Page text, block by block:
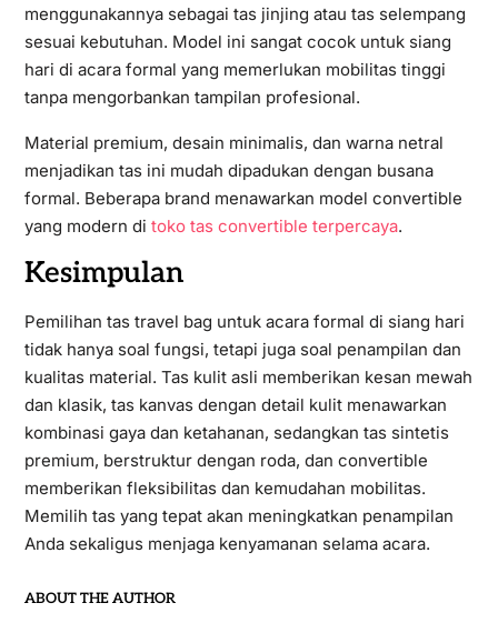
menggunakannya sebagai tas jinjing atau tas selempang
sesuai kebutuhan. Model ini sangat cocok untuk siang
hari di acara formal yang memerlukan mobilitas tinggi
tanpa mengorbankan tampilan profesional.
Material premium, desain minimalis, dan warna netral
menjadikan tas ini mudah dipadukan dengan busana
formal. Beberapa brand menawarkan model convertible
yang modern di toko tas convertible terpercaya.
Kesimpulan
Pemilihan tas travel bag untuk acara formal di siang hari
tidak hanya soal fungsi, tetapi juga soal penampilan dan
kualitas material. Tas kulit asli memberikan kesan mewah
dan klasik, tas kanvas dengan detail kulit menawarkan
kombinasi gaya dan ketahanan, sedangkan tas sintetis
premium, berstruktur dengan roda, dan convertible
memberikan fleksibilitas dan kemudahan mobilitas.
Memilih tas yang tepat akan meningkatkan penampilan
Anda sekaligus menjaga kenyamanan selama acara.
ABOUT THE AUTHOR